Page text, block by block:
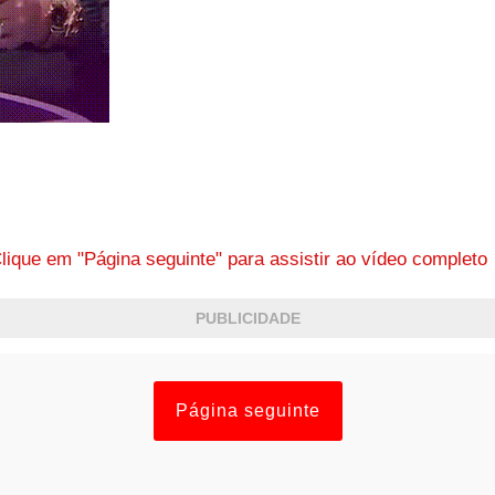
em "Página seguinte" para assistir ao vídeo completo
PUBLICIDADE
Página seguinte